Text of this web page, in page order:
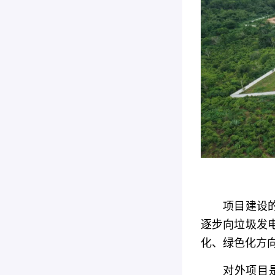
项目建设
逐步向垃圾发
化、绿色化方
对外项目